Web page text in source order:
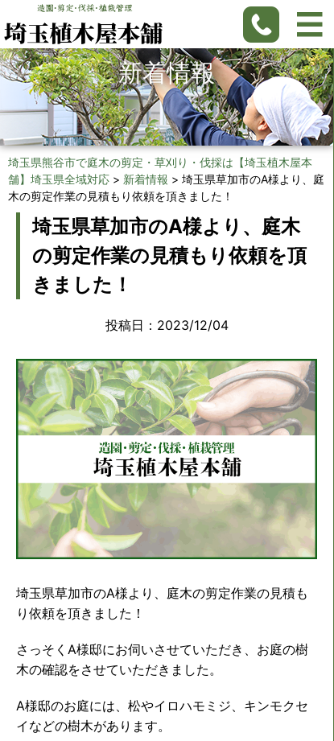
新着情報
埼玉県熊谷市で庭木の剪定・草刈り・伐採は【埼玉植木屋本
舗】埼玉県全域対応 > 新着情報 > 埼玉県草加市のA様より、庭
木の剪定作業の見積もり依頼を頂きました！
埼玉県草加市のA様より、庭木
の剪定作業の見積もり依頼を頂
きました！
投稿日：2023/12/04
埼玉県草加市のA様より、庭木の剪定作業の見積も
り依頼を頂きました！
さっそくA様邸にお伺いさせていただき、お庭の樹
木の確認をさせていただきました。
A様邸のお庭には、松やイロハモミジ、キンモクセ
イなどの樹木があります。